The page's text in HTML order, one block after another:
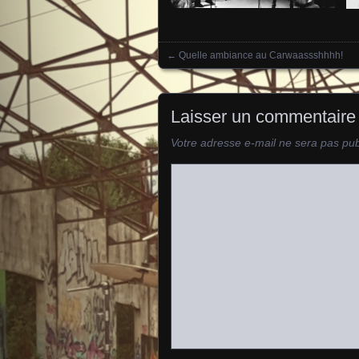
Posts navigation
← Quelle ambiance au Carwaassshhhh!
Laisser un commentaire
Votre adresse e-mail ne sera pas